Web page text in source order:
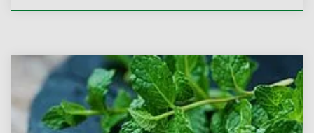
cellulitem i problemami naczyniowymi, wpływa
korzystnie na krążenie żylne i funkcjonowanie naczyń
krwionośnych.